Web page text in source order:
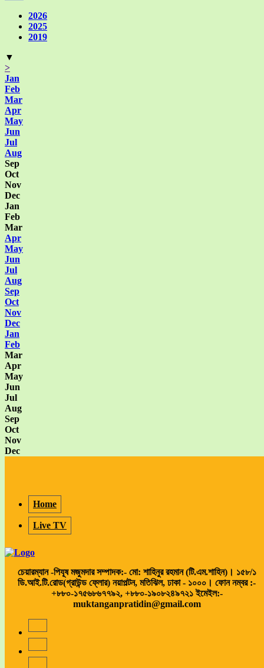
2026
2025
2019
▼
>
Jan
Feb
Mar
Apr
May
Jun
Jul
Aug
Sep
Oct
Nov
Dec
Jan
Feb
Mar
Apr
May
Jun
Jul
Aug
Sep
Oct
Nov
Dec
Jan
Feb
Mar
Apr
May
Jun
Jul
Aug
Sep
Oct
Nov
Dec
Home
Live TV
চেয়ারম্যান -পিযূষ মজুমদার সম্পাদক:- মো: শাহিনুর রহমান (টি.এম.শাহিন)। ১৫৮/১
ডি.আই.টি.রোড(গ্রাউন্ড ফ্লোর) নয়াপল্টন, মতিঝিল, ঢাকা - ১০০০। ফোন নম্বর :-
+৮৮০-১৭৫৬৮৬৭৭৯২, +৮৮০-১৯০৮২৪৯৭২১ ইমেইল:-
muktanganpratidin@gmail.com